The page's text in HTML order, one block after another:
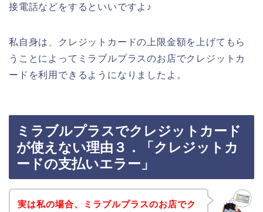
接電話などをするといいですよ♪
私自身は、クレジットカードの上限金額を上げてもら
うことによってミラブルプラスのお店でクレジットカ
ードを利用できるようになりましたよ。
ミラブルプラスでクレジットカード
が使えない理由３．「クレジットカ
ードの支払いエラー」
実は私の場合、ミラブルプラスのお店でク